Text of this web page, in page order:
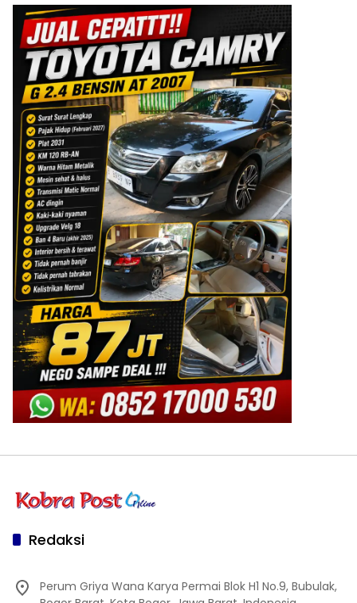
Redaksi
Perum Griya Wana Karya Permai Blok H1 No.9, Bubulak,